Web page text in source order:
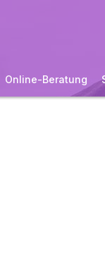
Online-Beratung